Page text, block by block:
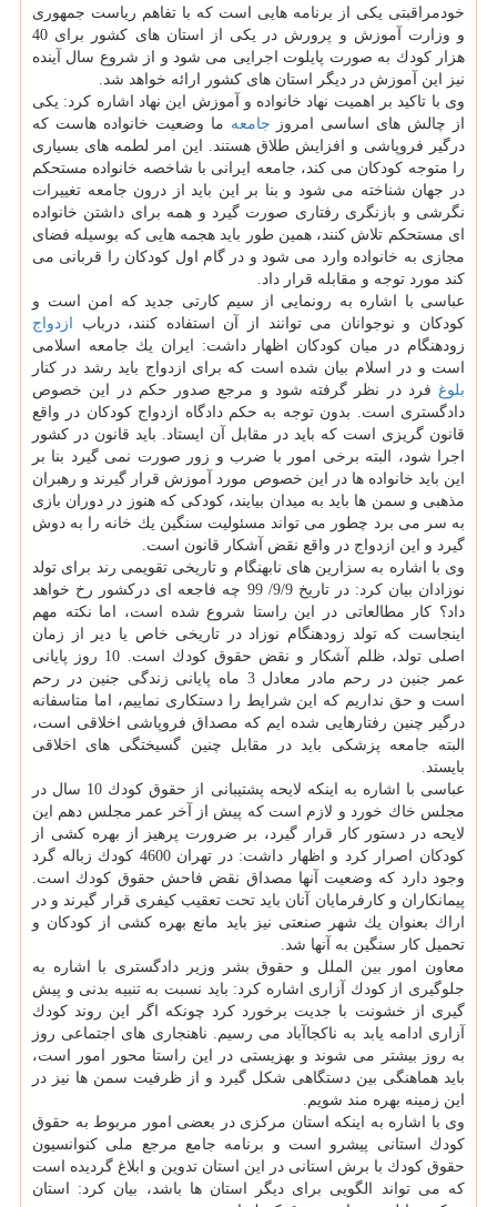
خودمراقبتی یكی از برنامه هایی است كه با تفاهم ریاست جمهوری
و وزارت آموزش و پرورش در یكی از استان های كشور برای 40
هزار كودك به صورت پایلوت اجرایی می شود و از شروع سال آینده
نیز این آموزش در دیگر استان های كشور ارائه خواهد شد.
وی با تاكید بر اهمیت نهاد خانواده و آموزش این نهاد اشاره كرد: یكی
از چالش های اساسی امروز جامعه ما وضعیت خانواده هاست كه
درگیر فروپاشی و افزایش طلاق هستند. این امر لطمه های بسیاری
را متوجه كودكان می كند، جامعه ایرانی با شاخصه خانواده مستحكم
در جهان شناخته می شود و بنا بر این باید از درون جامعه تغییرات
نگرشی و بازنگری رفتاری صورت گیرد و همه برای داشتن خانواده
ای مستحكم تلاش كنند، همین طور باید هجمه هایی كه بوسیله فضای
مجازی به خانواده وارد می شود و در گام اول كودكان را قربانی می
كند مورد توجه و مقابله قرار داد.
عباسی با اشاره به رونمایی از سیم كارتی جدید كه امن است و
كودكان و نوجوانان می توانند از آن استفاده كنند، درباب ازدواج
زودهنگام در میان كودكان اظهار داشت: ایران یك جامعه اسلامی
است و در اسلام بیان شده است كه برای ازدواج باید رشد در كنار
بلوغ فرد در نظر گرفته شود و مرجع صدور حكم در این خصوص
دادگستری است. بدون توجه به حكم دادگاه ازدواج كودكان در واقع
قانون گریزی است كه باید در مقابل آن ایستاد. باید قانون در كشور
اجرا شود، البته برخی امور با ضرب و زور صورت نمی گیرد بنا بر
این باید خانواده ها در این خصوص مورد آموزش قرار گیرند و رهبران
مذهبی و سمن ها باید به میدان بیایند، كودكی كه هنوز در دوران بازی
به سر می برد چطور می تواند مسئولیت سنگین یك خانه را به دوش
گیرد و این ازدواج در واقع نقض آشكار قانون است.
وی با اشاره به سزارین های نابهنگام و تاریخی تقویمی رند برای تولد
نوزادان بیان كرد: در تاریخ 9/9/ 99 چه فاجعه ای دركشور رخ خواهد
داد؟ كار مطالعاتی در این راستا شروع شده است، اما نكته مهم
اینجاست كه تولد زودهنگام نوزاد در تاریخی خاص یا دیر از زمان
اصلی تولد، ظلم آشكار و نقض حقوق كودك است. 10 روز پایانی
عمر جنین در رحم مادر معادل 3 ماه پایانی زندگی جنین در رحم
است و حق نداریم كه این شرایط را دستكاری نماییم، اما متاسفانه
درگیر چنین رفتارهایی شده ایم كه مصداق فروپاشی اخلاقی است،
البته جامعه پزشكی باید در مقابل چنین گسیختگی های اخلاقی
بایستد.
عباسی با اشاره به اینكه لایحه پشتیبانی از حقوق كودك 10 سال در
مجلس خاك خورد و لازم است كه پیش از آخر عمر مجلس دهم این
لایحه در دستور كار قرار گیرد، بر ضرورت پرهیز از بهره كشی از
كودكان اصرار كرد و اظهار داشت: در تهران 4600 كودك زباله گرد
وجود دارد كه وضعیت آنها مصداق نقض فاحش حقوق كودك است.
پیمانكاران و كارفرمایان آنان باید تحت تعقیب كیفری قرار گیرند و در
اراك بعنوان یك شهر صنعتی نیز باید مانع بهره كشی از كودكان و
تحمیل كار سنگین به آنها شد.
معاون امور بین الملل و حقوق بشر وزیر دادگستری با اشاره به
جلوگیری از كودك آزاری اشاره كرد: باید نسبت به تنبیه بدنی و پیش
گیری از خشونت با جدیت برخورد كرد چونكه اگر این روند كودك
آزاری ادامه یابد به ناكجاآباد می رسیم. ناهنجاری های اجتماعی روز
به روز بیشتر می شوند و بهزیستی در این راستا محور امور است،
باید هماهنگی بین دستگاهی شكل گیرد و از ظرفیت سمن ها نیز در
این زمینه بهره مند شویم.
وی با اشاره به اینكه استان مركزی در بعضی امور مربوط به حقوق
كودك استانی پیشرو است و برنامه جامع مرجع ملی كنوانسیون
حقوق كودك با برش استانی در این استان تدوین و ابلاغ گردیده است
كه می تواند الگویی برای دیگر استان ها باشد، بیان كرد: استان